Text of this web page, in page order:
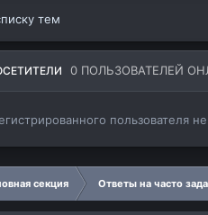
тем
0 ПОЛЬЗОВАТЕЛЕЙ
пользователя
секция Ответы на часто